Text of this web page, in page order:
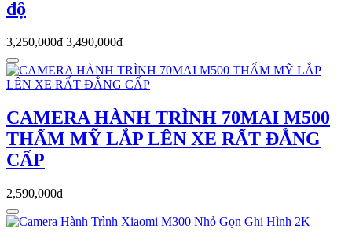
độ
3,250,000đ 3,490,000đ
CAMERA HÀNH TRÌNH 70MAI M500
THẨM MỸ LẮP LÊN XE RẤT ĐẲNG
CẤP
2,590,000đ